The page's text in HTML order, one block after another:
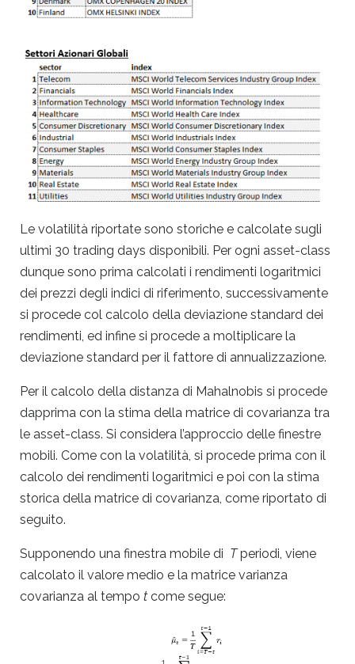
Le volatilità riportate sono storiche e calcolate sugli
ultimi 30 trading days disponibili. Per ogni asset-class
dunque sono prima calcolati i rendimenti logaritmici
dei prezzi degli indici di riferimento, successivamente
si procede col calcolo della deviazione standard dei
rendimenti, ed infine si procede a moltiplicare la
deviazione standard per il fattore di annualizzazione.
Per il calcolo della distanza di Mahalnobis si procede
dapprima con la stima della matrice di covarianza tra
le asset-class. Si considera l’approccio delle finestre
mobili. Come con la volatilità, si procede prima con il
calcolo dei rendimenti logaritmici e poi con la stima
storica della matrice di covarianza, come riportato di
seguito.
Supponendo una finestra mobile di Tperiodi, viene
calcolato il valore medio e la matrice varianza
covarianza al tempo t come segue: